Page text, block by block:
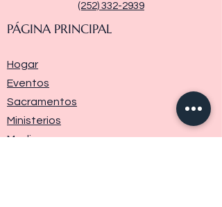
(252) 332-2939
PÁGINA PRINCIPAL
Hogar
Eventos
Sacramentos
Ministerios
Media